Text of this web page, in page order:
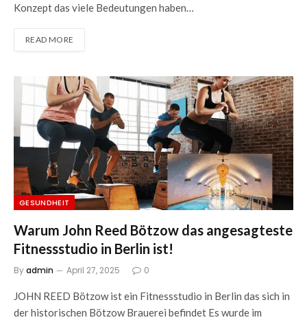
Konzept das viele Bedeutungen haben…
READ MORE
GESUNDHEIT
Warum John Reed Bötzow das angesagteste
Fitnessstudio in Berlin ist!
Byadmin April 27, 2025 0
JOHN REED Bötzow ist ein Fitnessstudio in Berlin das sich in
der historischen Bötzow Brauerei befindet Es wurde im